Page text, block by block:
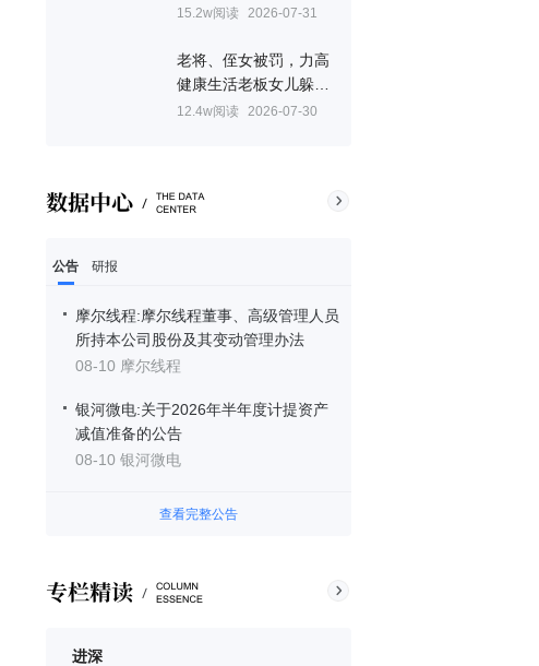
15.2w阅读 2026-07-31
老将、侄女被罚，力高
健康生活老板女儿躲过
一劫
12.4w阅读 2026-07-30
公告 研报
摩尔线程:摩尔线程董事、高级管理人员
所持本公司股份及其变动管理办法
08-10 摩尔线程
银河微电:关于2026年半年度计提资产
减值准备的公告
08-10 银河微电
查看完整公告
进深